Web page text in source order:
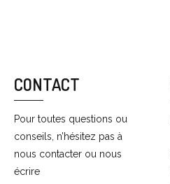
CONTACT
Pour toutes questions ou
conseils, n’hésitez pas à
nous contacter ou nous
écrire